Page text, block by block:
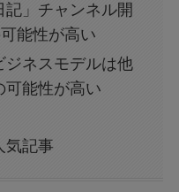
記」チャンネル開
能性が高い
ジネスモデルは他
可能性が高い
気記事